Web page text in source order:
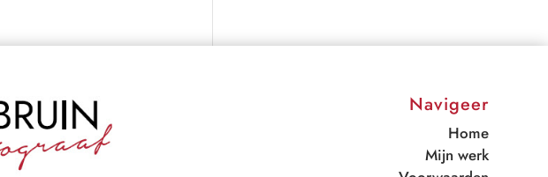
Navigeer
Home
Mijn werk